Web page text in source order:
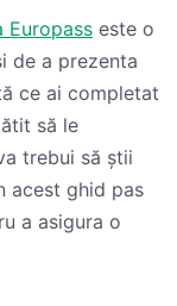
Europass este o
de a prezenta
ce ai completat
să le
trebui să știi
acest ghid pas
a asigura o